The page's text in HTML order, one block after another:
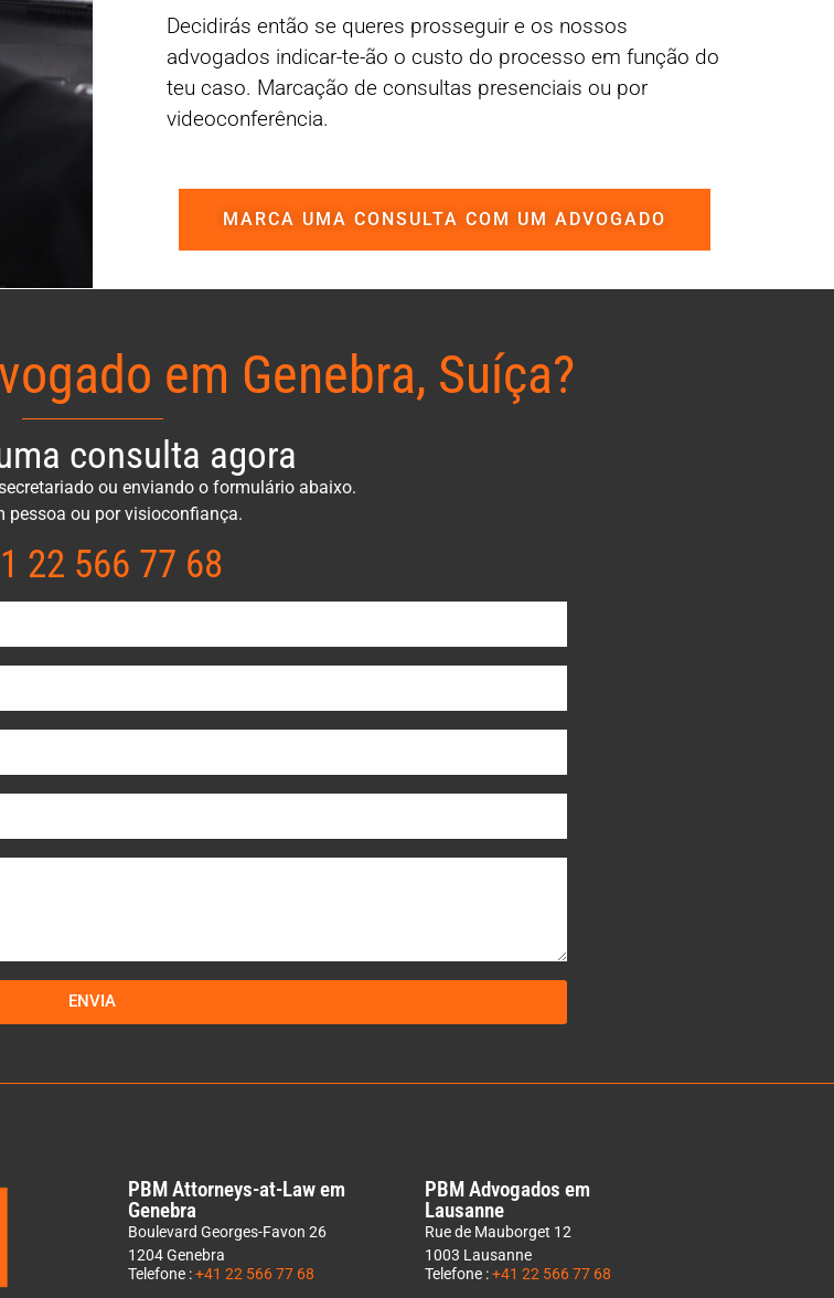
Decidirás então se queres prosseguir e os nossos
advogados indicar-te-ão o custo do processo em função do
teu caso. Marcação de consultas presenciais ou por
videoconferência.
MARCA UMA CONSULTA COM UM ADVOGADO
em Genebra, Suíça?
consulta agora
ou enviando o formulário abaixo.
pessoa ou por visioconfiança.
22 566 77 68​
ENVIA
PBM Attorneys-at-Law em
Genebra
Boulevard Georges-Favon 26
1204 Genebra
Telefone :+41 22 566 77 68
PBM Advogados em
Lausanne
Rue de Mauborget 12
1003 Lausanne
Telefone :+41 22 566 77 68